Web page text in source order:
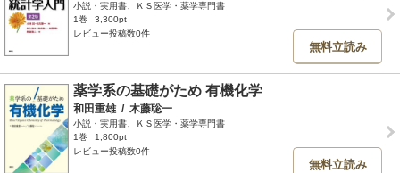
小説・実用書、ＫＳ医学・薬学専門書
1巻
3,300pt
レビュー投稿数0件
無料立読み
薬学系の基礎がため 有機化学
和田重雄 / 木藤聡一
小説・実用書、ＫＳ医学・薬学専門書
1巻
1,800pt
レビュー投稿数0件
無料立読み